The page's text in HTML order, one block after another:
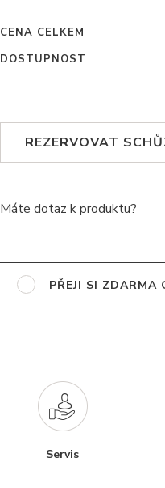
CENA CELKEM
DOSTUPNOST
REZERVOVAT
Máte dotaz k produktu?
PŘEJI SI ZDARMA
Servis